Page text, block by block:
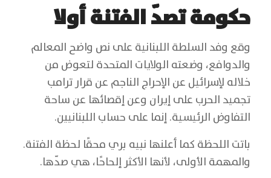
حكومة تصدّ الفتنة أولا
وقع وفد السلطة اللبنانية على نص واضح المعالم
والدوافع، وضعته الولايات المتحدة لتعوض من
خلاله لإسرائيل عن الإحراج الناجم عن قرار ترامب
تجميد الحرب على إيران وعن إقصائها عن ساحة
التفاوض الرئيسية. إنما على حساب اللبنانيين.
باتت اللحظة كما أعلنها نبيه بري محقًا لحظة الفتنة.
والمهمة الأولى، لأنها الأكثر إلحاحًا، هي صدّها.